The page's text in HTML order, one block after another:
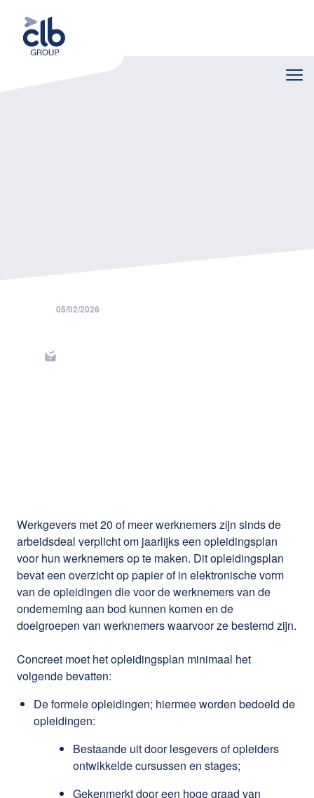
05/02/2026
opstellen van een
opleidingsplan voor
Werkgevers met 20 of meer werknemers zijn sinds de
arbeidsdeal verplicht om jaarlijks een opleidingsplan
voor hun werknemers op te maken. Dit opleidingsplan
bevat een overzicht op papier of in elektronische vorm
van de opleidingen die voor de werknemers van de
onderneming aan bod kunnen komen en de
doelgroepen van werknemers waarvoor ze bestemd zijn.
Concreet moet het opleidingsplan minimaal het
volgende bevatten:
De formele opleidingen; hiermee worden bedoeld de
opleidingen:
Bestaande uit door lesgevers of opleiders
ontwikkelde cursussen en stages;
Gekenmerkt door een hoge graad van